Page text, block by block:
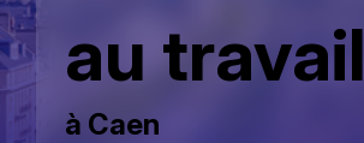
au travail
à Caen